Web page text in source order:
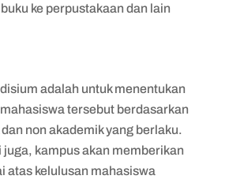
ke perpustakaan dan lain
adalah untuk menentukan
tersebut berdasarkan
non akademik yang berlaku.
juga, kampus akan memberikan
atas kelulusan mahasiswa